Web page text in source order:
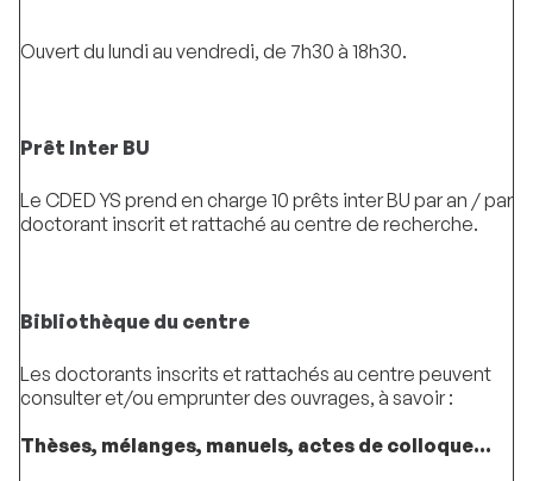
Ouvert du lundi au vendredi, de 7h30 à 18h30.
Prêt Inter BU
Le CDED YS prend en charge 10 prêts inter BU par an / par
doctorant inscrit et rattaché au centre de recherche.
Bibliothèque du centre
Les doctorants inscrits et rattachés au centre peuvent
consulter et/ou emprunter des ouvrages, à savoir :
Thèses, mélanges, manuels, actes de colloque...